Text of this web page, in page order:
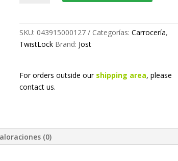
SKU: 043915000127 Categorías: Carrocería,
TwistLock Brand: Jost
For orders outside our shipping area, please
contact us.
(0)